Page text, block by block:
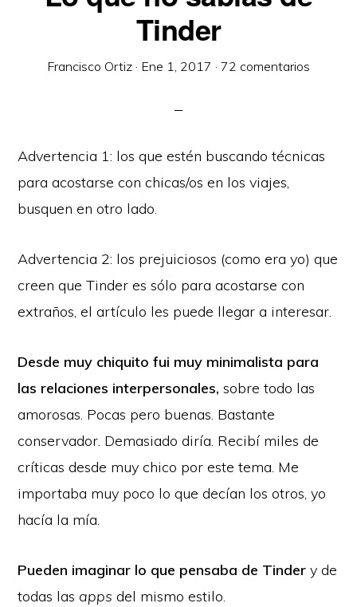
Tinder
Francisco Ortiz · Ene 1, 2017 · 72 comentarios
Advertencia 1: los que estén buscando técnicas
para acostarse con chicas/os en los viajes,
busquen en otro lado.
Advertencia 2: los prejuiciosos (como era yo) que
creen que Tinder es sólo para acostarse con
extraños, el artículo les puede llegar a interesar.
Desde muy chiquito fui muy minimalista para
las relaciones interpersonales, sobre todo las
amorosas. Pocas pero buenas. Bastante
conservador. Demasiado diría. Recibí miles de
críticas desde muy chico por este tema. Me
importaba muy poco lo que decían los otros, yo
hacía la mía.
Pueden imaginar lo que pensaba de Tinder y de
todas las apps del mismo estilo.